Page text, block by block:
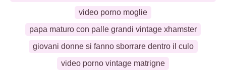
video porno moglie
papa maturo con palle grandi vintage xhamster
giovani donne si fanno sborrare dentro il culo
video porno vintage matrigne